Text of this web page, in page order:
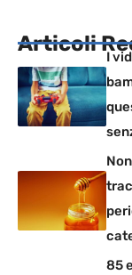
Articoli
I
85